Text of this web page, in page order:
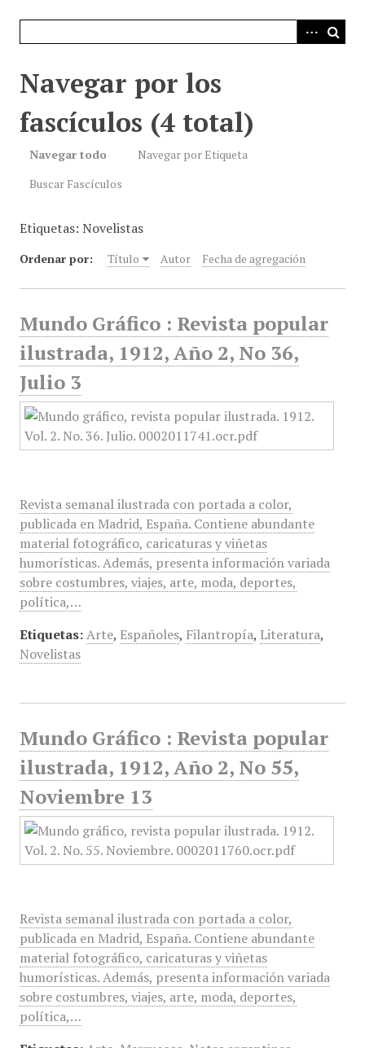
Navegar por los
fascículos (4 total)
Navegar todo
Navegar por Etiqueta
Buscar Fascículos
Etiquetas: Novelistas
Ordenar por: Título Autor Fecha de agregación
Mundo Gráfico : Revista popular
ilustrada, 1912, Año 2, No 36,
Julio 3
Revista semanal ilustrada con portada a color,
publicada en Madrid, España. Contiene abundante
material fotográfico, caricaturas y viñetas
humorísticas. Además, presenta información variada
sobre costumbres, viajes, arte, moda, deportes,
política,…
Etiquetas: Arte, Españoles, Filantropía, Literatura,
Novelistas
Mundo Gráfico : Revista popular
ilustrada, 1912, Año 2, No 55,
Noviembre 13
Revista semanal ilustrada con portada a color,
publicada en Madrid, España. Contiene abundante
material fotográfico, caricaturas y viñetas
humorísticas. Además, presenta información variada
sobre costumbres, viajes, arte, moda, deportes,
política,…